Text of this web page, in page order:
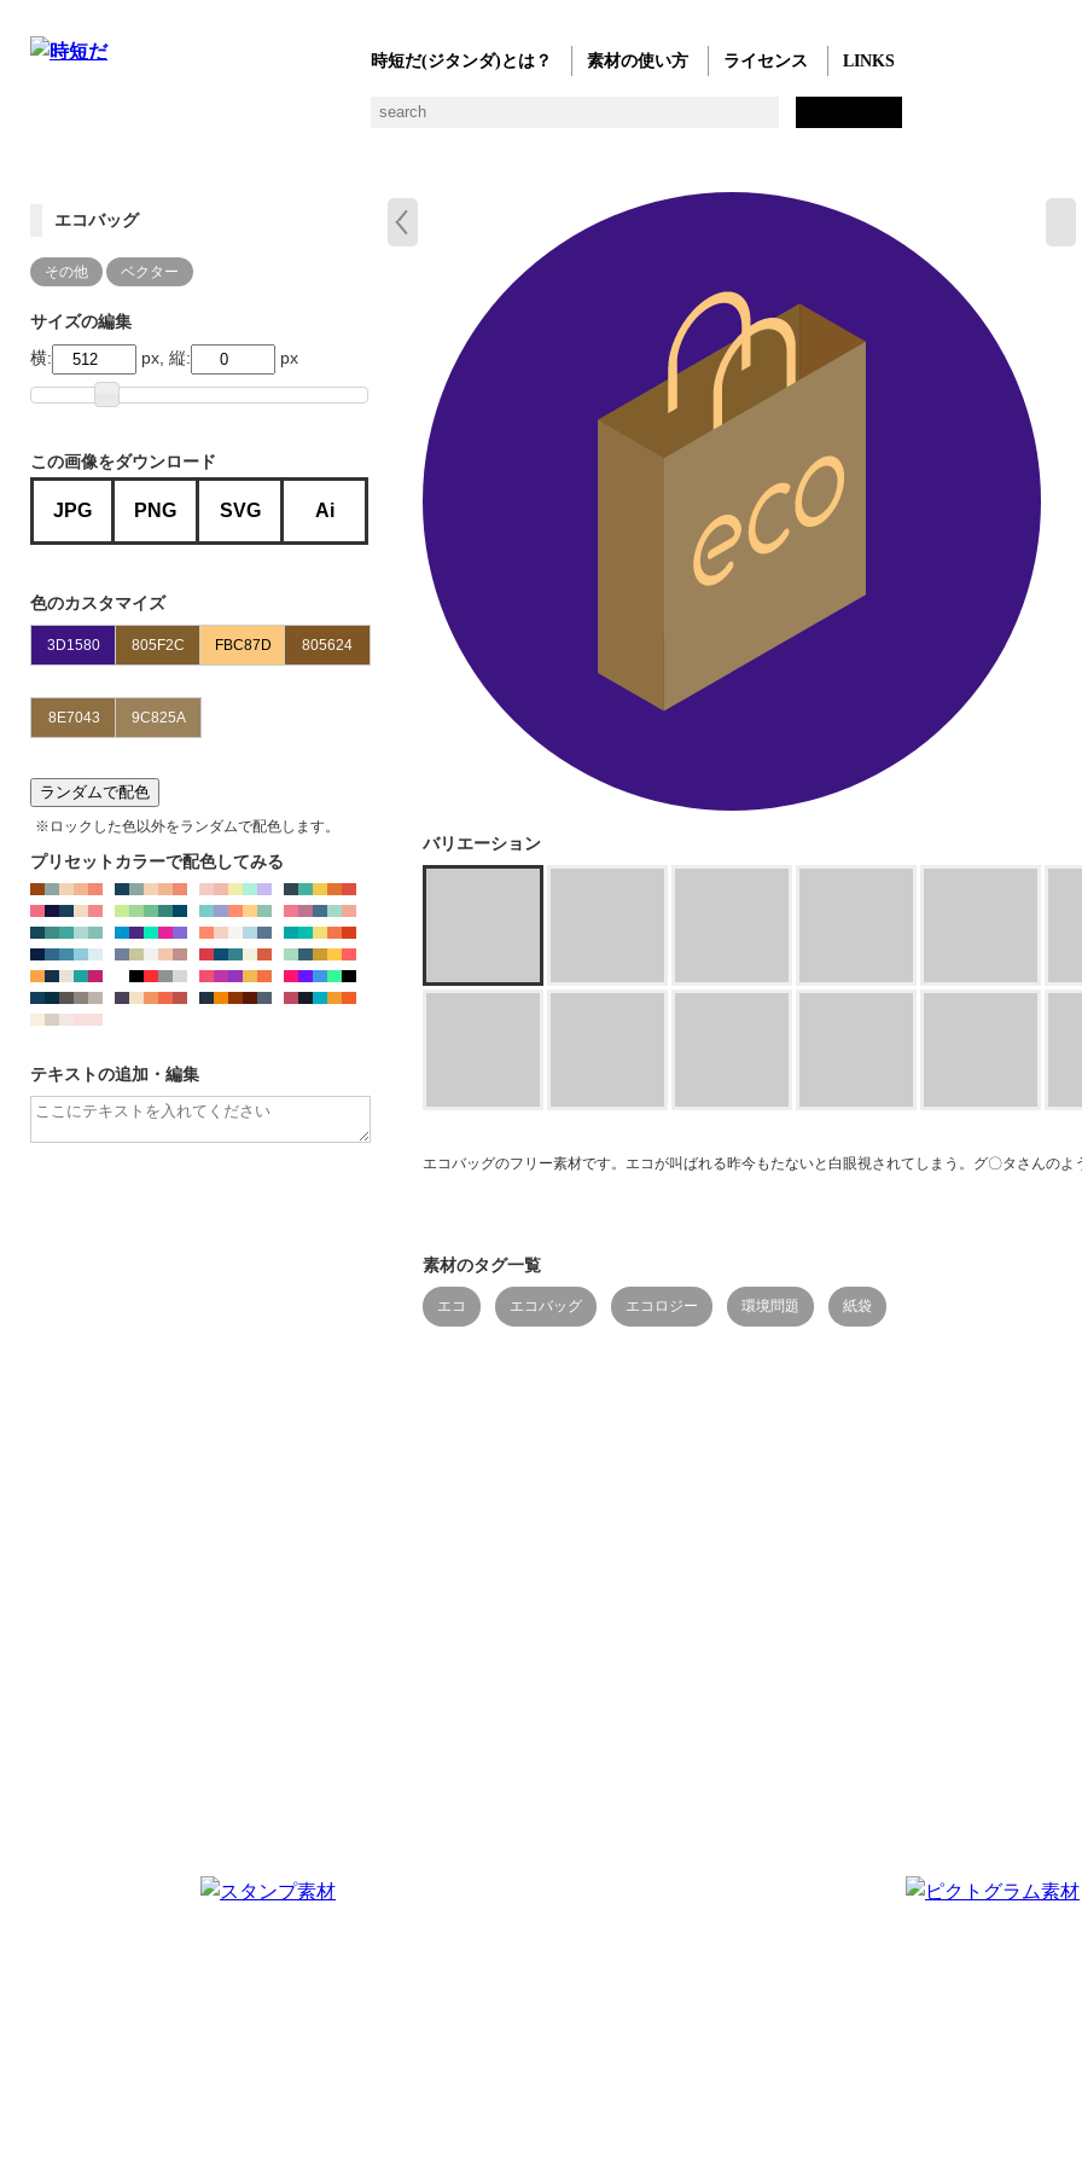
時短だ(ジタンダ)とは？ 素材の使い方 ライセンス LINKS
エコバッグ
その他 ベクター
サイズの編集
横:
px, 縦: px
この画像をダウンロード
JPG PNG SVG Ai
色のカスタマイズ
ランダムで配色
※ロックした色以外をランダムで配色します。
プリセットカラーで配色してみる
テキストの追加・編集
バリエーション
エコバッグのフリー素材です。エコが叫ばれる昨今もたないと白眼視されてしまう。グ〇タさんのよ
素材のタグ一覧
エコ エコバッグ エコロジー 環境問題 紙袋